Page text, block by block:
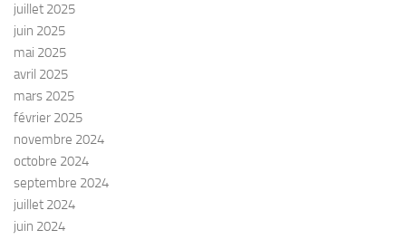
juillet 2025
juin 2025
mai 2025
avril 2025
mars 2025
février 2025
novembre 2024
octobre 2024
septembre 2024
juillet 2024
juin 2024